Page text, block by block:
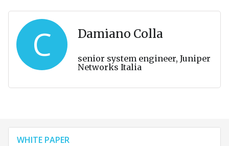
C Damiano Colla
senior system engineer, Juniper
Networks Italia
WHITE PAPER